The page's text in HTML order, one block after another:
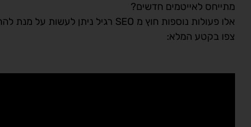
מתייחס לאייטמים חדשים?
אלו פעולות נוספות חוץ מ SEO רגיל ניתן לעשות על מנת להתמודד עם אזכורים אינטרנטיים?
צפו בקטע המלא: